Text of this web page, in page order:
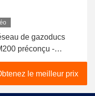
de gazoducs
préconçu -
fiable de gaz
pour centrales
le meilleur prix